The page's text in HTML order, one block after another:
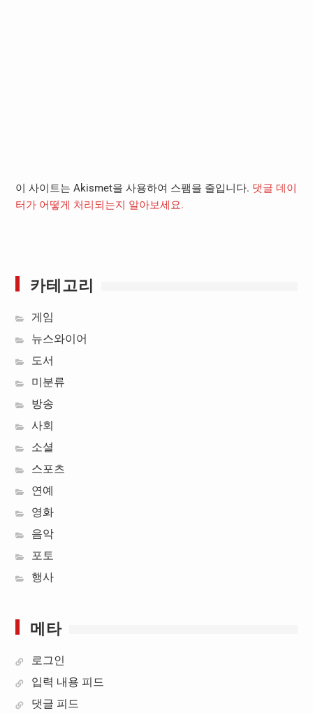
이 사이트는 Akismet을 사용하여 스팸을 줄입니다. 댓글 데이
터가 어떻게 처리되는지 알아보세요.
카테고리
게임
뉴스와이어
도서
미분류
방송
사회
소셜
스포츠
연예
영화
음악
포토
행사
메타
로그인
입력 내용 피드
댓글 피드